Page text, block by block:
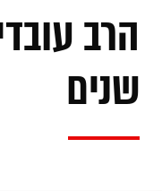
הרב
שנים